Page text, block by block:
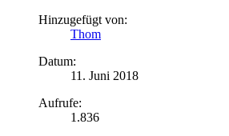
Hinzugefügt von:
Thom
Datum:
11. Juni 2018
Aufrufe:
1.836